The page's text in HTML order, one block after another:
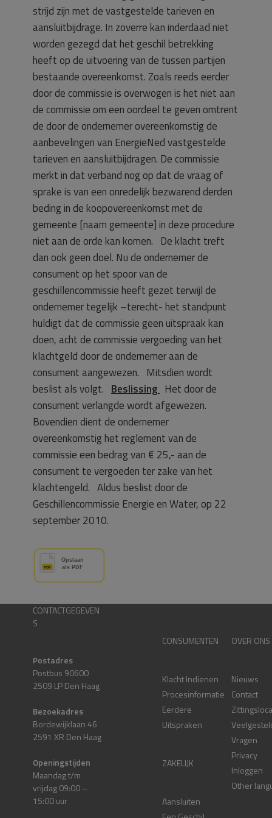
strijd zijn met de vastgestelde tarieven en
aansluitbijdrage. In zoverre kan inderdaad niet
worden gezegd dat het geschil betrekking
heeft op de uitvoering van de tussen partijen
bestaande overeenkomst. Zoals reeds eerder
door de commissie is overwogen is het niet aan
de commissie om een oordeel te geven omtrent
de door de ondernemer overeenkomstig de
aanbevelingen van EnergieNed vastgestelde
tarieven en aansluitbijdragen. De commissie
merkt in dat verband nog op dat de vraag of
sprake is van een onredelijk bezwarend derden
beding in de koopovereenkomst met de
gemeente [naam gemeente] in deze procedure
niet aan de orde kan komen. De klacht treft
dan ook geen doel. Nu de ondernemer de
consument op het spoor van de
geschillencommissie heeft gezet terwijl de
ondernemer tegelijk –terecht- het standpunt
huldigt dat de commissie geen uitspraak kan
doen, acht de commissie vergoeding van het
klachtgeld door de ondernemer aan de
consument aangewezen. Mitsdien wordt
beslist als volgt. Beslissing Het door de
consument verlangde wordt afgewezen.
Bovendien dient de ondernemer
overeenkomstig het reglement van de
commissie een bedrag van € 25,- aan de
consument te vergoeden ter zake van het
klachtengeld. Aldus beslist door de
Geschillencommissie Energie en Water, op 22
september 2010.
CONTACTGEGEVEN
S
Postadres
Postbus 90600
2509 LP Den Haag
Bezoekadres
Bordewijklaan 46
2591 XR Den Haag
Openingstijden
Maandag t/m
vrijdag 09:00 –
15:00 uur
CONSUMENTEN
Klacht Indienen
Procesinformatie
Eerdere
Uitspraken
ZAKELIJK
Aansluiten
OVER ONS
Nieuws
Contact
Vragen
Privacy
Inloggen
Other